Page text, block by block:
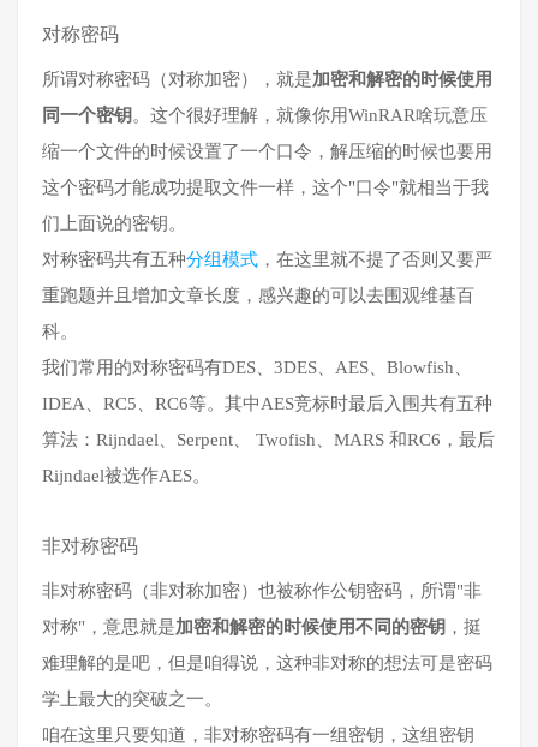
对称密码
所谓对称密码（对称加密），就是加密和解密的时候使用
同一个密钥 。这个很好理解，就像你用WinRAR啥玩意压
缩一个文件的时候设置了一个口令，解压缩的时候也要用
这个密码才能成功提取文件一样，这个"口令"就相当于我
们上面说的密钥。
对称密码共有五种分组模式 ，在这里就不提了否则又要严
重跑题并且增加文章长度，感兴趣的可以去围观维基百
科。
我们常用的对称密码有DES、3DES、AES、Blowfish、
IDEA、RC5、RC6等。其中AES竞标时最后入围共有五种
算法：Rijndael、Serpent、 Twofish、MARS 和RC6，最后
Rijndael被选作AES。
非对称密码
非对称密码（非对称加密）也被称作公钥密码，所谓"非
对称"，意思就是加密和解密的时候使用不同的密钥 ，挺
难理解的是吧，但是咱得说，这种非对称的想法可是密码
学上最大的突破之一。
咱在这里只要知道，非对称密码有一组密钥，这组密钥